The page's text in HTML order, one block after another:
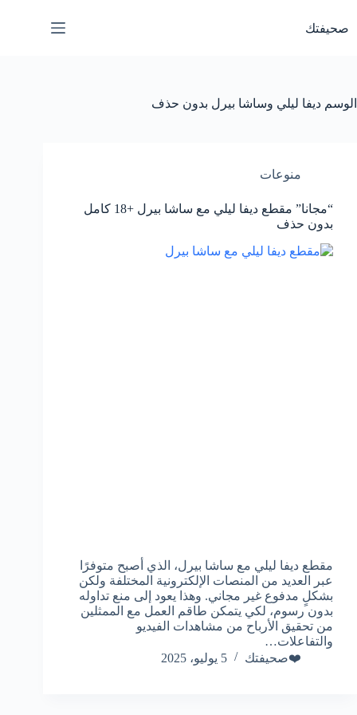
المحتوى
صحيفتك
الوسم ديفا ليلي وساشا بيرل بدون حذف
منوعات
“مجانا” مقطع ديفا ليلي مع ساشا بيرل +18 كامل
بدون حذف
مقطع ديفا ليلي مع ساشا بيرل، الذي أصبح متوفرًا
عبر العديد من المنصات الإلكترونية المختلفة ولكن
بشكلٍ مدفوع غير مجاني. وهذا يعود إلى منع تداوله
بدون رسوم، لكي يتمكن طاقم العمل مع الممثلين
من تحقيق الأرباح من مشاهدات الفيديو
والتفاعلات…
❤️صحيفتك
5 يوليو، 2025